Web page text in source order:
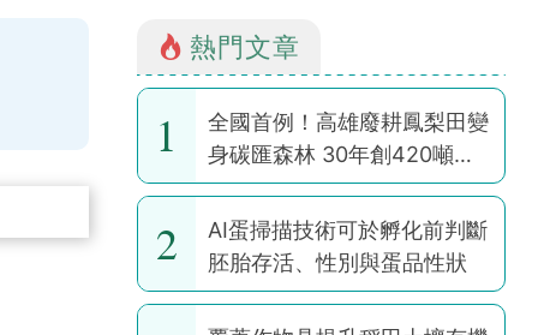
熱門文章
1
全國首例！高雄廢耕鳳梨田變
身碳匯森林 30年創420噸碳
權
2
AI蛋掃描技術可於孵化前判斷
胚胎存活、性別與蛋品性狀